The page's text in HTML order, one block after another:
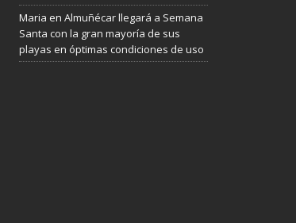
Maria en Almuñécar llegará a Semana
Santa con la gran mayoría de sus
playas en óptimas condiciones de uso